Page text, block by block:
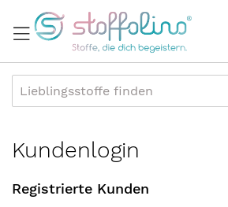
zum
Inhalt
Kundenlogin
Registrierte Kunden